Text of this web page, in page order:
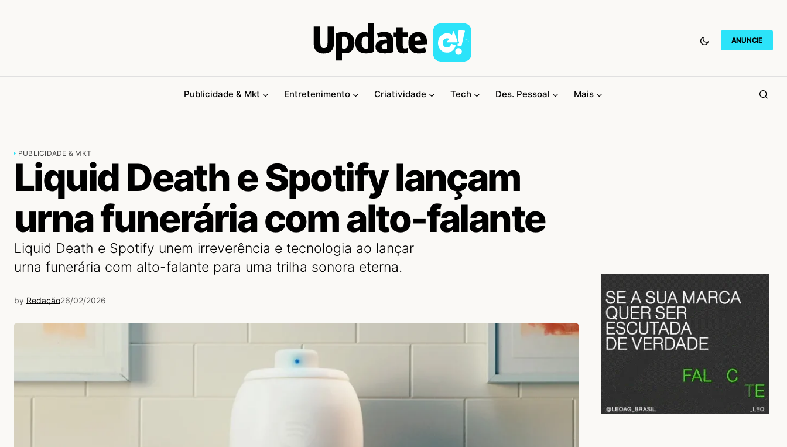
ANUNCIE
Publicidade & Mkt Entretenimento Criatividade Tech Des. Pessoal Mais
PUBLICIDADE & MKT
Liquid Death e Spotify lançam
urna funerária com alto-falante
Liquid Death e Spotify unem irreverência e tecnologia ao lançar
urna funerária com alto-falante para uma trilha sonora eterna.
by Redação26/02/2026